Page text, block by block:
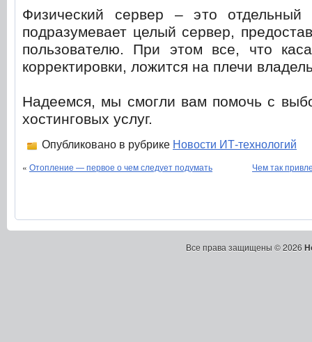
Физический сервер – это отдельный
подразумевает целый сервер,
пользователю. При этом все, что
корректировки, ложится на плечи
Надеемся, мы смогли вам помочь с
хостинговых услуг.
Опубликовано в рубрике Новости ИТ-технологий
« Отопление — первое о чем следует подумать Чем так
Все права защищены © 2026